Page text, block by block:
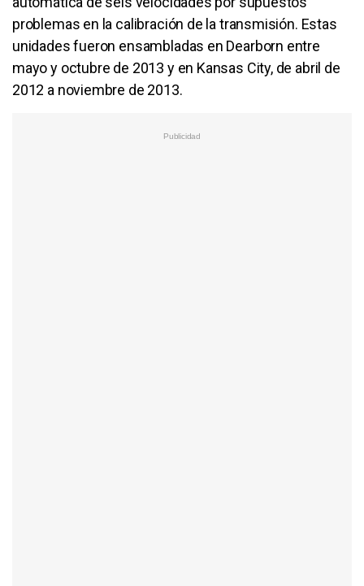
problemas en la calibración de la transmisión. Estas
unidades fueron ensambladas en Dearborn entre
mayo y octubre de 2013 y en Kansas City, de abril de
2012 a noviembre de 2013.